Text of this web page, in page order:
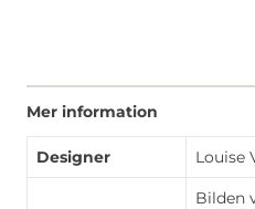
Mer information
Designer Louise
Bilden